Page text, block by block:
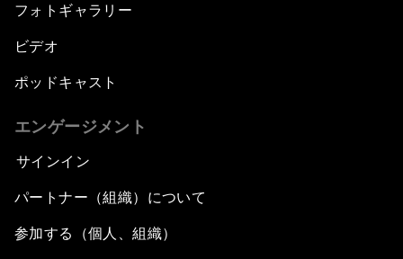
フォトギャラリー
ビデオ
ポッドキャスト
エンゲージメント
サインイン
パートナー（組織）について
参加する（個人、組織）